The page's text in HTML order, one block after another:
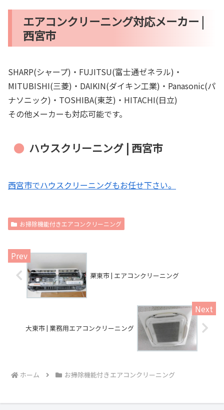
エアコンクリーニング対応メーカー |
西宮市
SHARP(シャープ)・FUJITSU(富士通ゼネラル)・
MITUBISHI(三菱)・DAIKIN(ダイキン工業)・Panasonic(パ
ナソニック)・TOSHIBA(東芝)・HITACHI(日立)
その他メーカーも対応可能です。
ハウスクリーニング | 西宮市
西宮市でハウスクリーニングもお任せ下さい。
お掃除機能付きエアコンクリーニング
栗東市 | エアコンクリーニング
大東市 | 業務用エアコンクリーニング
ホーム お掃除機能付きエアコンクリーニング